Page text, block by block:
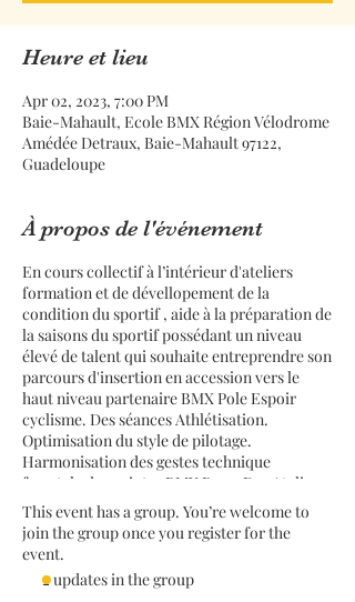
Heure et lieu
Apr 02, 2023, 7:00 PM
Baie-Mahault, Ecole BMX Région Vélodrome
Amédée Detraux, Baie-Mahault 97122,
Guadeloupe
À propos de l'événement
En cours collectif à l’intérieur d'ateliers
formation et de dévellopement de la
condition du sportif , aide à la préparation de
la saisons du sportif possédant un niveau
élevé de talent qui souhaite entreprendre son
parcours d'insertion en accession vers le
haut niveau partenaire BMX Pole Espoir
cyclisme. Des séances Athlétisation.
Optimisation du style de pilotage.
Harmonisation des gestes technique
freestyle du sprinter BMX Race. Des Ateliers
développement de la Force Endurance est
proposer : Relevés Test Repérage; Détection;
Sélection.
This event has a group. You’re welcome to
join the group once you register for the
event.
2 updates in the group